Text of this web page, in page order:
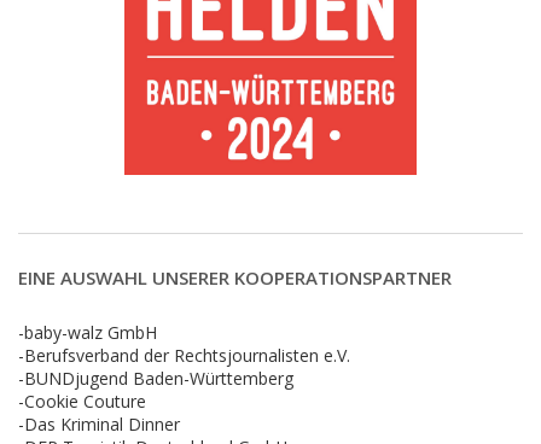
EINE AUSWAHL UNSERER KOOPERATIONSPARTNER
-baby-walz GmbH
-Berufsverband der Rechtsjournalisten e.V.
-BUNDjugend Baden-Württemberg
-Cookie Couture
-Das Kriminal Dinner